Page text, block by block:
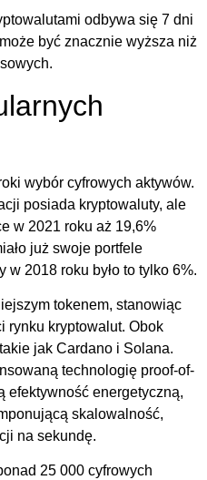
odbywa się 7 dni
być znacznie wyższa niż
wybór cyfrowych aktywów.
posiada kryptowaluty, ale
w 2021 roku aż 19,6%
już swoje portfele
w 2018 roku było to tylko 6%.
tokenem, stanowiąc
rynku kryptowalut. Obok
jak Cardano i Solana.
technologię proof-of-
efektywność energetyczną,
skalowalność,
na sekundę.
25 000 cyfrowych